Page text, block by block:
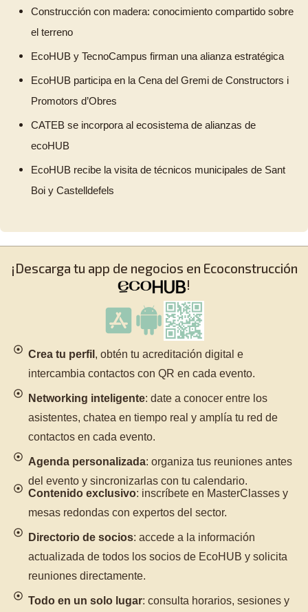
Construcción con madera: conocimiento compartido sobre
el terreno
EcoHUB y TecnoCampus firman una alianza estratégica
EcoHUB participa en la Cena del Gremi de Constructors i
Promotors d’Obres
CATEB se incorpora al ecosistema de alianzas de
ecoHUB
EcoHUB recibe la visita de técnicos municipales de Sant
Boi y Castelldefels
¡Descarga tu app de negocios en Ecoconstrucción
!
Crea tu perfil , obtén tu acreditación digital e
intercambia contactos con QR en cada evento.
Networking inteligente: date a conocer entre los
asistentes, chatea en tiempo real y amplía tu red de
contactos en cada evento.
Agenda personalizada: organiza tus reuniones antes
del evento y sincronizarlas con tu calendario.
Contenido exclusivo: inscríbete en MasterClasses y
mesas redondas con expertos del sector.
Directorio de socios: accede a la información
actualizada de todos los socios de EcoHUB y solicita
reuniones directamente.
Todo en un solo lugar: consulta horarios, sesiones y